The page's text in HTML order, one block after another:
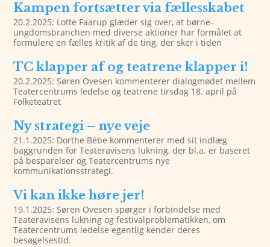
Kampen fortsætter via fællesskabet
20.2.2025: Lotte Faarup glæder sig over, at børne-
ungdomsbranchen med diverse aktioner har formålet at
formulere en fælles kritik af de ting, der sker i tiden
TC klapper af og teatrene klapper i!
20.2.2025: Søren Ovesen kommenterer dialogmødet mellem
Teatercentrums ledelse og teatrene tirsdag 18. april på
Folketeatret
Ny strategi – nye veje
21.1.2025: Dorthe Bébe kommenterer med sit indlæg
baggrunden for Teateravisens lukning, der bl.a. er baseret
på besparelser og Teatercentrums nye
kommunikationsstrategi.
Vi kan ikke høre jer!
19.1.2025: Søren Ovesen spørger i forbindelse med
Teateravisens lukning og festivalproblematikken, om
Teatercentrums ledelse egentlig kender deres
besøgelsestid.